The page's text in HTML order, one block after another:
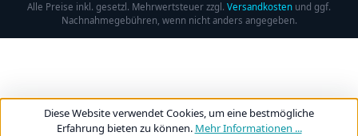
Alle Preise inkl. gesetzl. Mehrwertsteuer zzgl. Versandkosten und ggf.
Nachnahmegebühren, wenn nicht anders angegeben.
Diese Website verwendet Cookies, um eine bestmögliche
Erfahrung bieten zu können. Mehr Informationen ...